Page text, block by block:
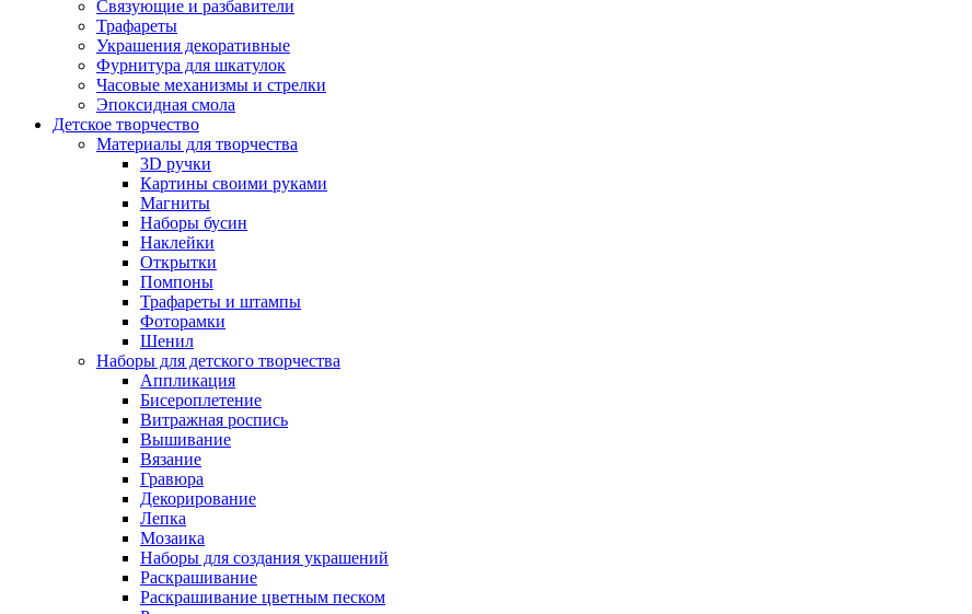
Связующие и разбавители
Трафареты
Украшения декоративные
Фурнитура для шкатулок
Часовые механизмы и стрелки
Эпоксидная смола
Детское творчество
Материалы для творчества
3D ручки
Картины своими руками
Магниты
Наборы бусин
Наклейки
Открытки
Помпоны
Трафареты и штампы
Фоторамки
Шенил
Наборы для детского творчества
Аппликация
Бисероплетение
Витражная роспись
Вышивание
Вязание
Гравюра
Декорирование
Лепка
Мозаика
Наборы для создания украшений
Раскрашивание
Раскрашивание цветным песком